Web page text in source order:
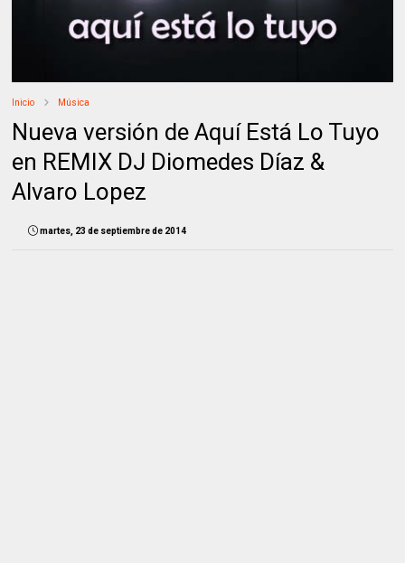
Inicio Música
Nueva versión de Aquí Está Lo Tuyo
en REMIX DJ Diomedes Díaz &
Alvaro Lopez
martes, 23 de septiembre de 2014